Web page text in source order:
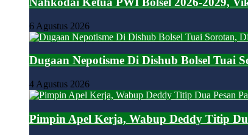
6 Agustus 2026
Dugaan Nepotisme Di Dishub Bolsel Tuai
4 Agustus 2026
Pimpin Apel Kerja, Wabup Deddy Titip